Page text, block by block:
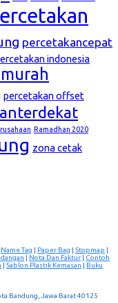
percetakancepat
indonesia
percetakan offset
Ramadhan 2020
zona cetak
Name Tag | Paper Bag | Stopmap |
| Nota Dan Faktur | Contoh
| Sablon Plastik Kemasan | Buku
Bandung, Jawa Barat 40125